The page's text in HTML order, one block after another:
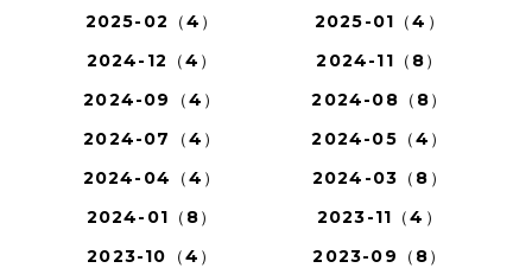
2025-02（4）
2025-01（4）
2024-12（4）
2024-11（8）
2024-09（4）
2024-08（8）
2024-07（4）
2024-05（4）
2024-04（4）
2024-03（8）
2024-01（8）
2023-11（4）
2023-10（4）
2023-09（8）